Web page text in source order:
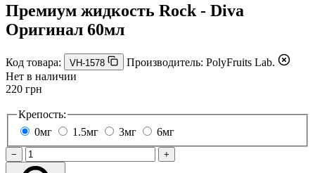
Премиум жидкость Rock - Diva
Оригинал 60мл
Код товара: VH-1578 Производитель: PolyFruits Lab.
Нет в наличии
220 грн
Крепость:
0мг
1.5мг 3мг 6мг
− +